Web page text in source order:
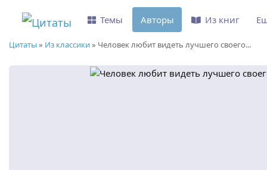
Цитаты » Из классики» Человек любит видеть лучшего своего...
Темы Авторы Из книг